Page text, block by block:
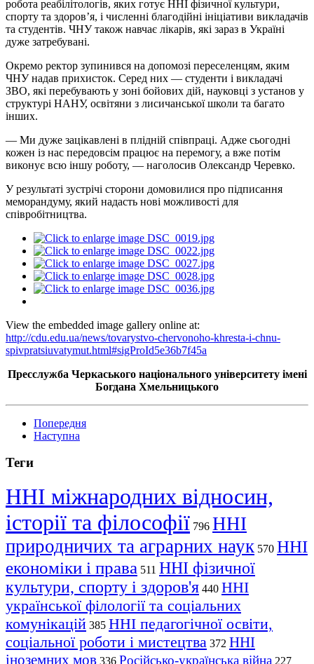
робота реабілітологів, яких готує ННІ фізичної культури,
спорту та здоров’я, і численні благодійні ініціативи викладачів
та студентів. ЧНУ також навчає лікарів, які зараз в Україні
дуже затребувані.
Окремо ректор зупинився на допомозі переселенцям, яким
ЧНУ надав прихисток. Серед них — студенти і викладачі
ЗВО, які перебувають у зоні бойових дій, науковці з установ у
структурі НАНУ, освітяни з лисичанської школи та багато
інших.
— Ми дуже зацікавлені в плідній співпраці. Адже сьогодні
кожен із нас передовсім працює на перемогу, а вже потім
виконує всю іншу роботу, — наголосив Олександр Черевко.
У результаті зустрічі сторони домовилися про підписання
меморандуму, який надасть нові можливості для
співробітництва.
View the embedded image gallery online at:
http://cdu.edu.ua/news/tovarystvo-chervonoho-khresta-i-chnu-
spivpratsiuvatymut.html#sigProId5e36b7f45a
Пресслужба Черкаського національного університету імені
Богдана Хмельницького
Попередня
Наступна
Теги
ННІ міжнародних відносин,
історії та філософії 796 ННІ
природничих та аграрних наук 570 ННІ
економіки і права 511 ННІ фізичної
культури, спорту і здоров'я 440 ННІ
української філології та соціальних
комунікацій 385 ННІ педагогічної освіти,
соціальної роботи і мистецтва 372 ННІ
іноземних мов 336 Російсько-українська війна 227